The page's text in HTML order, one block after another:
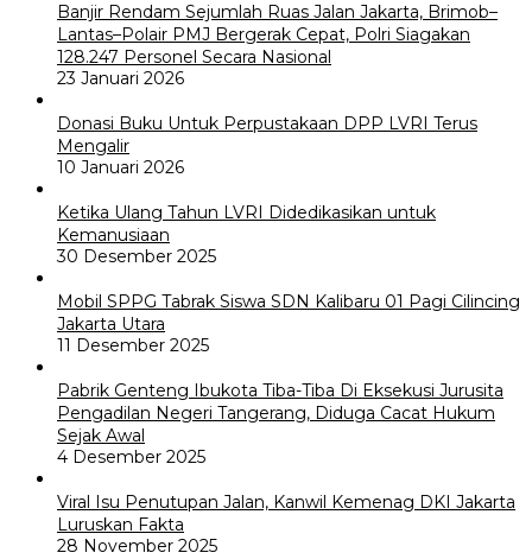
Banjir Rendam Sejumlah Ruas Jalan Jakarta, Brimob–
Lantas–Polair PMJ Bergerak Cepat, Polri Siagakan
128.247 Personel Secara Nasional
23 Januari 2026
Donasi Buku Untuk Perpustakaan DPP LVRI Terus
Mengalir
10 Januari 2026
Ketika Ulang Tahun LVRI Didedikasikan untuk
Kemanusiaan
30 Desember 2025
Mobil SPPG Tabrak Siswa SDN Kalibaru 01 Pagi Cilincing
Jakarta Utara
11 Desember 2025
Pabrik Genteng Ibukota Tiba-Tiba Di Eksekusi Jurusita
Pengadilan Negeri Tangerang, Diduga Cacat Hukum
Sejak Awal
4 Desember 2025
Viral Isu Penutupan Jalan, Kanwil Kemenag DKI Jakarta
Luruskan Fakta
28 November 2025